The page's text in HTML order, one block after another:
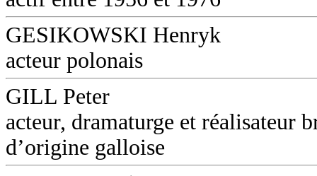
GESIKOWSKI Henryk
acteur polonais
GILL Peter
acteur, dramaturge et réalisateur
d’origine galloise